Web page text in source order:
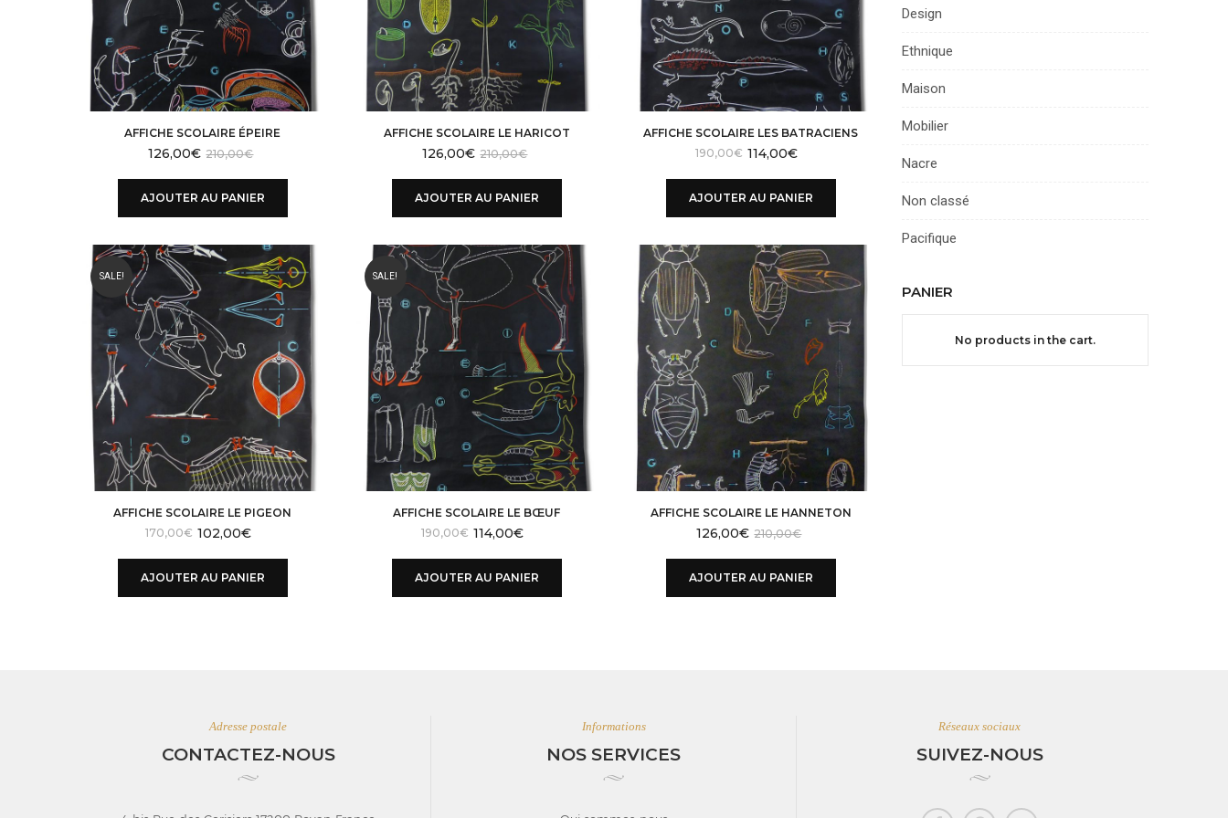
AFFICHE SCOLAIRE ÉPEIRE
210,00€
126,00€
AJOUTER AU PANIER
AFFICHE SCOLAIRE LE HARICOT
210,00€
126,00€
AJOUTER AU PANIER
AFFICHE SCOLAIRE LES BATRACIENS
initial
était :
190,00€
actuel
est :
114,00€
AJOUTER AU PANIER
SALE!
AFFICHE SCOLAIRE LE PIGEON
initial
était :
170,00€
actuel
est :
102,00€
AJOUTER AU PANIER
SALE!
AFFICHE SCOLAIRE LE BŒUF
initial
était :
190,00€
actuel
est :
114,00€
AJOUTER AU PANIER
AFFICHE SCOLAIRE LE HANNETON
210,00€
126,00€
AJOUTER AU PANIER
Design
Ethnique
Maison
Mobilier
Nacre
Non classé
Pacifique
PANIER
No products in the cart.
Adresse postale
CONTACTEZ-NOUS
Informations
NOS SERVICES
Réseaux sociaux
SUIVEZ-NOUS